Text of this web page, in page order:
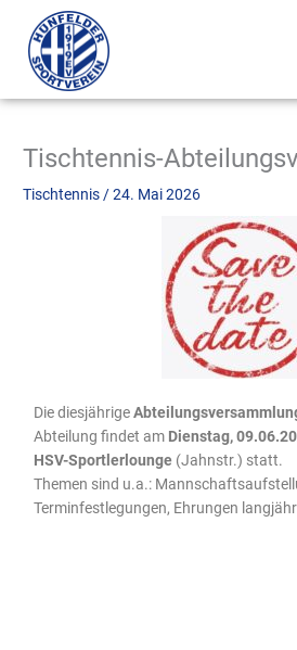
Inhalt
springen
Tischtennis-
Tischtennis /24. Mai 2026
Die diesjährige
Abteilung findet am Dienstag,
HSV-Sportlerlounge (Jahnstr.) statt.
Themen sind u.a.:
Terminfestlegungen, Ehrungen